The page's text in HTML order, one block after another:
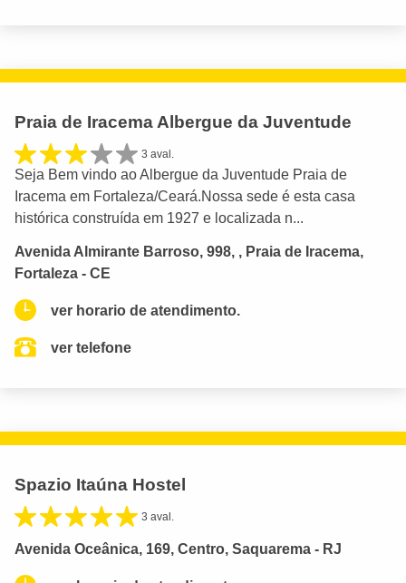
Praia de Iracema Albergue da Juventude
3 aval.
Seja Bem vindo ao Albergue da Juventude Praia de
Iracema em Fortaleza/Ceará.Nossa sede é esta casa
histórica construída em 1927 e localizada n...
Avenida Almirante Barroso, 998, , Praia de Iracema,
Fortaleza - CE
ver horario de atendimento.
ver telefone
Spazio Itaúna Hostel
3 aval.
Avenida Oceânica, 169, Centro, Saquarema - RJ